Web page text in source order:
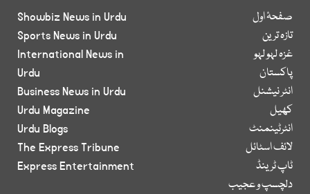
صفحۂ اول
تازہ ترین
غزہ لہو لہو
پاکستان
انٹر نیشنل
کھیل
انٹرٹینمنٹ
لائف اسٹائل
ٹاپ ٹرینڈ
دلچسپ و عجیب
Showbiz News in Urdu
Sports News in Urdu
International News in
Urdu
Business News in Urdu
Urdu Magazine
Urdu Blogs
The Express Tribune
Express Entertainment